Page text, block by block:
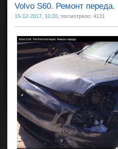
Volvo S60. Ремонт переда.
15-12-2017, 10:20 , посмотрело: 4131